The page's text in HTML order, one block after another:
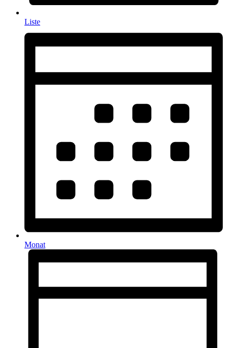
Liste
Monat